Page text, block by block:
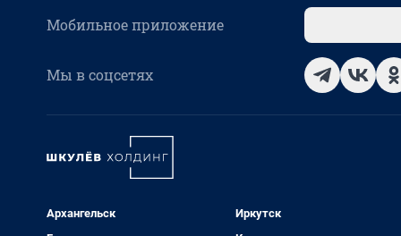
Мобильное приложение
Мы в соцсетях
Архангельск
Иркутск